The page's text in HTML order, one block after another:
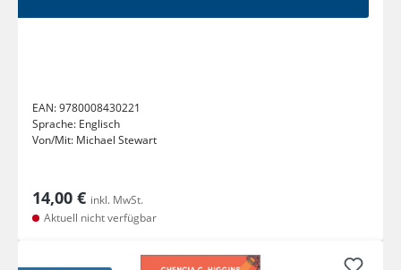
EAN:9780008430221
Sprache: Englisch
Von/Mit: Michael Stewart
14,00 € inkl. MwSt.
Aktuell nicht verfügbar